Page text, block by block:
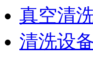
真空清
清洗设